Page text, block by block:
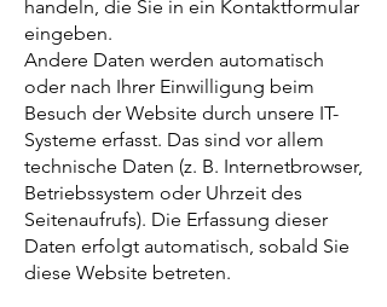
handeln, die Sie in ein Kontaktformular
eingeben.
Andere Daten werden automatisch
oder nach Ihrer Einwilligung beim
Besuch der Website durch unsere IT-
Systeme erfasst. Das sind vor allem
technische Daten (z. B. Internetbrowser,
Betriebssystem oder Uhrzeit des
Seitenaufrufs). Die Erfassung dieser
Daten erfolgt automatisch, sobald Sie
diese Website betreten.